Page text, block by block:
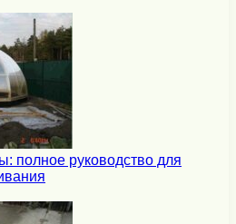
полное руководство для